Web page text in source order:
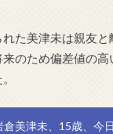
た美津未は親友
のため偏差値の
倉美津未、15歳、今